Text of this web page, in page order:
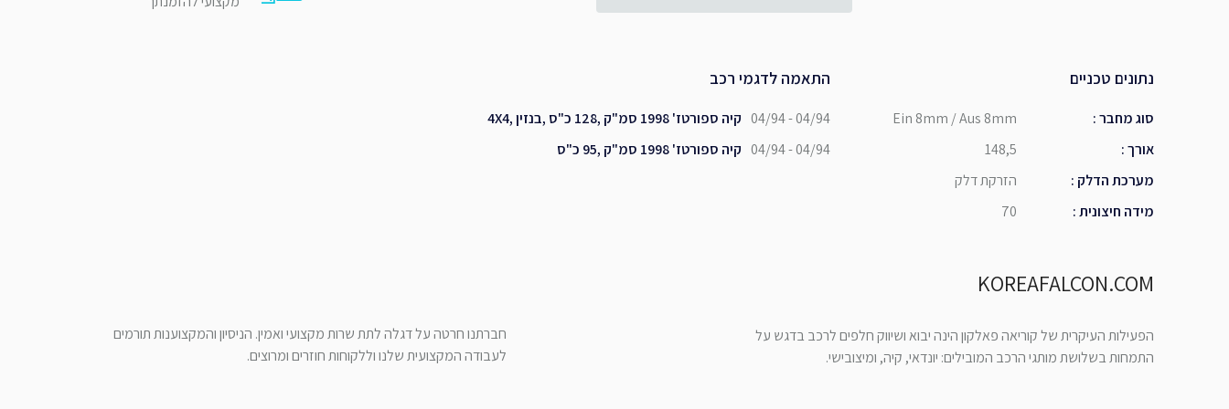
התאמה לדגמי רכב
קיה ספורטז' 1998 סמ"ק ,128 כ"ס ,בנזין ,4X4 04/94 - 04/94
קיה ספורטז' 1998 סמ"ק ,95 כ"ס 04/94 - 04/94
נתונים טכניים
Ein 8mm / Aus 8mm :סוג מחבר
148,5
:אורך
הזרקת דלק
: מערכת הדלק
70
:מידה חיצונית
חברתנו חרטה על דגלה לתת שרות מקצועי ואמין. הניסיון והמקצוענות תורמים
לעבודה המקצועית שלנו וללקוחות חוזרים ומרוצים.
KOREAFALCON.COM
הפעילות העיקרית של קוריאה פאלקון הינה יבוא ושיווק חלפים לרכב בדגש על
התמחות בשלושת מותגי הרכב המובילים: יונדאי, קיה, ומיצובישי.